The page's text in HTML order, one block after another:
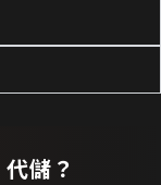
代儲？